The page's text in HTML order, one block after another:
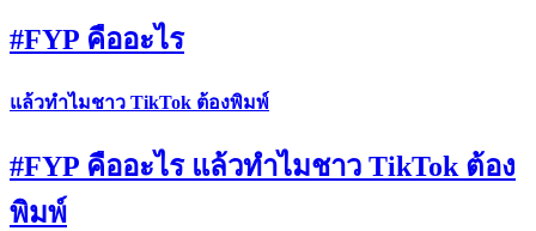
#FYP คืออะไร
แล้วทำไมชาว TikTok ต้องพิมพ์
#FYP คืออะไร แล้วทำไมชาว TikTok ต้อง
พิมพ์